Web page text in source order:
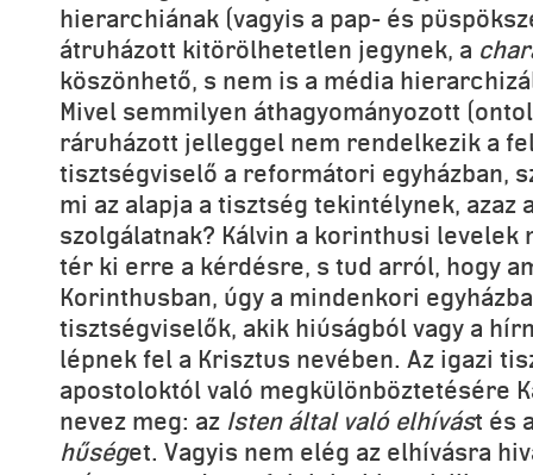
hierarchiának (vagyis a pap- és
átruházott kitörölhetetlen jegynek, a
köszönhető, s nem is a média
Mivel semmilyen áthagyományozott
ráruházott jelleggel nem rendelkezik a
tisztségviselő a reformátori egyházban,
mi az alapja a tisztség tekintélynek, azaz
szolgálatnak? Kálvin a korinthusi levelek
tér ki erre a kérdésre, s tud arról, hogy
Korinthusban, úgy a mindenkori
tisztségviselők, akik hiúságból vagy a
lépnek fel a Krisztus nevében. Az igazi
apostoloktól való megkülönböztetésére
nevez meg: az Isten által való elhívást és
hűséget. Vagyis nem elég az elhívásra